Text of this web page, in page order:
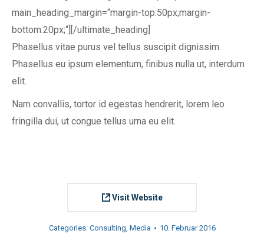
main_heading_margin=“margin-top:50px;margin-
bottom:20px;“][/ultimate_heading]
Phasellus vitae purus vel tellus suscipit dignissim.
Phasellus eu ipsum elementum, finibus nulla ut, interdum
elit.
Nam convallis, tortor id egestas hendrerit, lorem leo
fringilla dui, ut congue tellus urna eu elit.
Visit Website
Categories: Consulting, Media 10. Februar 2016